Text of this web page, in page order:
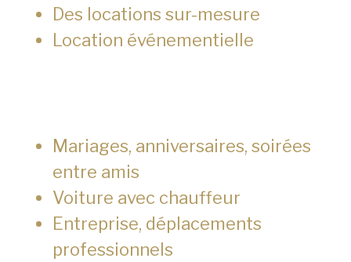
Des locations sur-mesure
Location événementielle
Mariages, anniversaires, soirées
entre amis
Voiture avec chauffeur
Entreprise, déplacements
professionnels